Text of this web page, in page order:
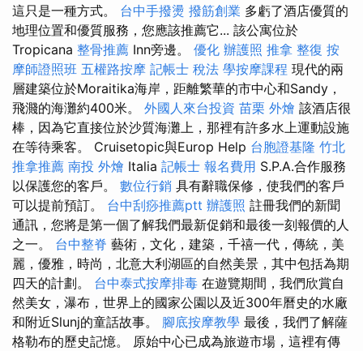
這只是一種方式。 台中手撥燙 撥筋創業 多虧了酒店優質的
地理位置和優質服務，您應該推薦它... 該公寓位於
Tropicana 整骨推薦 Inn旁邊。 優化 辦護照 推拿 整復 按
摩師證照班 五權路按摩 記帳士 稅法 學按摩課程 現代的兩
層建築位於Moraitika海岸，距離繁華的市中心和Sandy，
飛濺的海灘約400米。 外國人來台投資 苗栗 外燴 該酒店很
棒，因為它直接位於沙質海灘上，那裡有許多水上運動設施
在等待乘客。 Cruisetopic與Europ Help 台胞證基隆 竹北
推拿推薦 南投 外燴 Italia 記帳士 報名費用 S.P.A.合作服務
以保護您的客戶。 數位行銷 具有辭職保修，使我們的客戶
可以提前預訂。 台中刮痧推薦ptt 辦護照 註冊我們的新聞
通訊，您將是第一個了解我們最新促銷和最後一刻報價的人
之一。 台中整脊 藝術，文化，建築，千禧一代，傳統，美
麗，優雅，時尚，北意大利湖區的自然美景，其中包括為期
四天的計劃。 台中泰式按摩排毒 在遊覽期間，我們欣賞自
然美女，瀑布，世界上的國家公園以及近300年曆史的水廠
和附近Slunj的童話故事。 腳底按摩教學 最後，我們了解薩
格勒布的歷史記憶。 原始中心已成為旅遊市場，這裡有傳